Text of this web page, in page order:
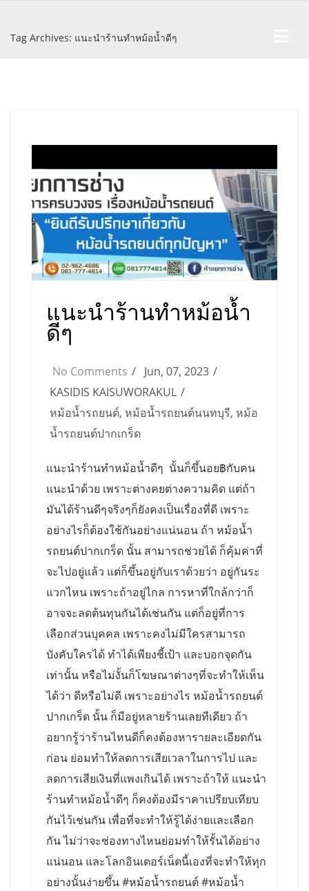
content
Tag Archives: แนะนำร้านทำหม้อน้ำดีๆ
แนะนำร้านทำหม้อน้ำ
ดีๆ
No Comments
Jun, 07, 2023
KASIDIS KAISUWORAKUL
หม้อน้ำรถยนต์, หม้อน้ำรถยนต์นนทบุรี, หม้อ
น้ำรถยนต์ปากเกร็ด
แนะนำร้านทำหม้อน้ำดีๆ นั้นก็ขึ้นอย฿กับคน
แนะนำด้วย เพราะต่างคยต่างความคิด แต่ถ้า
มันได้ร้านดีๆจริงๆก็ยังคงเป็นเรื่องที่ดี เพราะ
อย่างไรก็ต้องใช้กันอย่างแน่นอน ถ้า หม้อน้ำ
รถยนต์ปากเกร็ด นั้น สามารถช่วยได้ ก็คุ้มค่าที่
จะไปอยู่แล้ว แต่ก็ขึ้นอยู่กับเราด้วยว่า อยู่กันระ
แวกไหน เพราะถ้าอยู่ไกล การหาที่ใกล้กว่าก็
อาจจะลดต้นทุนกันได้เช่นกัน แต่ก็อยู่ที่การ
เลือกส่วนบุคคล เพราะคงไม่มีใครสามารถ
บังคับใครได้ ทำได้เพียงชี้เป้า และบอกจุดกัน
เท่านั้น หรือไม่งั้นก็โฆษณาต่างๆที่จะทำให้เห็น
ได้ว่า ดีหรือไม่ดี เพราะอย่างไร หม้อน้ำรถยนต์
ปากเกร็ด นั้น ก็มีอยู่หลายร้านเลยทีเดียว ถ้า
อยากรู้ว่าร้านไหนดีก็คงต้องหารายละเอียดกัน
ก่อน ย่อมทำให้ลดการเสียเวลาในการไป และ
ลดการเสียเงินที่แพงเกินได้ เพราะถ้าให้ แนะนำ
ร้านทำหม้อน้ำดีๆ ก็คงต้องมีราคาเปรียบเทียบ
กันไว้เช่นกัน เพื่อที่จะทำให้รู้ได้ง่ายและเลือก
กัน ไม่ว่าจะช่องทางไหนย่อมทำให้รั้นได้อย่าง
แน่นอน และโลกอินเตอร์เน็ตนี้เองที่จะทำให้ทุก
อย่างนั้นง่ายขึ้น #หม้อน้ำรถยนต์ #หม้อน้ำ